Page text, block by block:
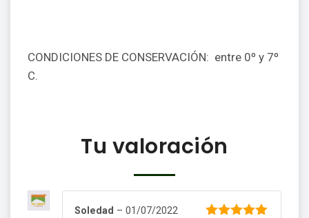
CONDICIONES DE CONSERVACIÓN: entre 0º y 7º
C.
Tu valoración
Soledad – 01/07/2022